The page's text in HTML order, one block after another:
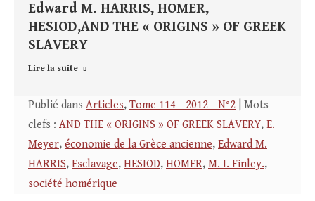
Edward M. HARRIS, HOMER,
HESIOD,AND THE « ORIGINS » OF GREEK
SLAVERY
Lire la suite
Publié dans Articles, Tome 114 - 2012 - N°2 | Mots-
clefs : AND THE « ORIGINS » OF GREEK SLAVERY, E.
Meyer, économie de la Grèce ancienne, Edward M.
HARRIS, Esclavage, HESIOD, HOMER, M. I. Finley.,
société homérique